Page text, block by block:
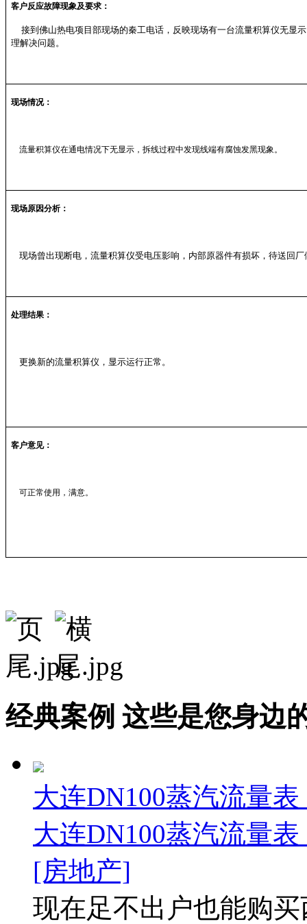
客户反应故障现象及要求：
接到佛山热电项目部现场的秦工电话，反映现场有一台流量积算仪无显
理解决问题。
现场情况：
流量积算仪在通电情况下无显示，拆线过程中发现线端有腐蚀发黑现象。
现场原因分析：
现场曾出现断电，流量积算仪受电压影响，内部原器件有损坏，待送回
处理结果：
更换新的流量积算仪，显示运行正常。
客户意见：
可正常使用，满意。
经典案例 这些是您身边
大连DN100蒸汽流量
大连DN100蒸汽流量
[房地产]
现在足不出户也能购